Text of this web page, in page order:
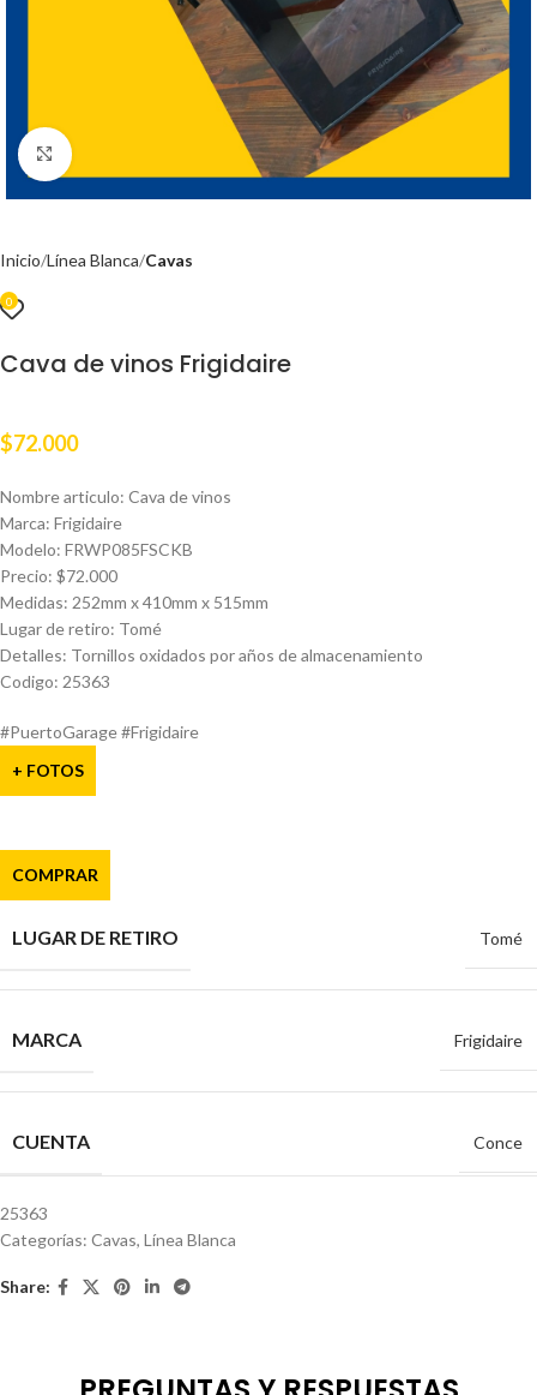
Clic para ampliar
Inicio Línea Blanca Cavas
0
Cava de vinos Frigidaire
$72.000
Nombre articulo: Cava de vinos
Marca: Frigidaire
Modelo: FRWP085FSCKB
Precio: $72.000
Medidas: 252mm x 410mm x 515mm
Lugar de retiro: Tomé
Detalles: Tornillos oxidados por años de almacenamiento
Codigo: 25363
#PuertoGarage #Frigidaire
+ FOTOS
COMPRAR
LUGAR DE RETIRO Tomé
MARCA Frigidaire
CUENTA Conce
25363
Categorías: Cavas, Línea Blanca
Share: